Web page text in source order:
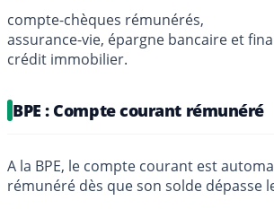
compte-chèques rémunérés,
assurance-vie, épargne bancaire et
crédit immobilier.
BPE : Compte courant rémunéré
A la BPE, le compte courant est
rémunéré dès que son solde dépasse